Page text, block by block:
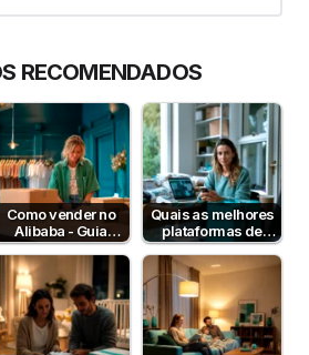
RECOMENDADOS
Como vender no
Alibaba - Guia
Completo para
Empresas B2B em
Portugal
Quais as melhores
plataformas de
pagamento em
Portugal em 2026?